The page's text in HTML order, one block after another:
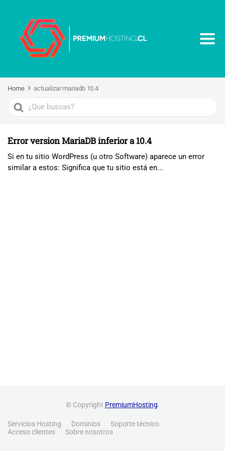
Home actualizar mariadb 10.4
Search
For
Error version MariaDB inferior a 10.4
Si en tu sitio WordPress (u otro Software) aparece un error
similar a estos: Significa que tu sitio está en...
© Copyright PremiumHosting.
Servicios Hosting Dominios
Soporte técnico
Acceso clientes
Sobre nosotros